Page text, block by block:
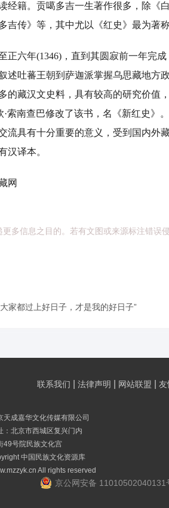
经籍。贡噶多吉一生著作很多，除《
吉传》等，其中尤以《红史》最为著称
六年(1346)，直到其圆寂前一年完成
述吐蕃王朝到萨迦派掌握乌思藏地方
的藏汉文史料，具有较高的研究价值
·索南查巴修改了该书，名《新红史》
流具有十分重要的意义，受到国内外
汉译本。
网
多信息之目的。若有文图或来源标注错误
家都过上好日子，才是我的好日子”
联系我们 法律声明 网站联盟 友
天成嘉华文化传媒有限公司
：北京市西城区复兴门内
49号院民族文化宫
中国民族文化资源库
All rights reserved
京公网安备 11010502040131